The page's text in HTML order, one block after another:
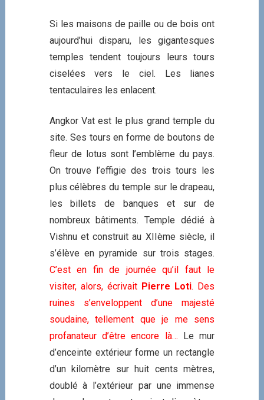
Si les maisons de paille ou de bois ont
aujourd’hui disparu, les gigantesques
temples tendent toujours leurs tours
ciselées vers le ciel. Les lianes
tentaculaires les enlacent.
Angkor Vat est le plus grand temple du
site. Ses tours en forme de boutons de
fleur de lotus sont l’emblème du pays.
On trouve l’effigie des trois tours les
plus célèbres du temple sur le drapeau,
les billets de banques et sur de
nombreux bâtiments. Temple dédié à
Vishnu et construit au XIIème siècle, il
s’élève en pyramide sur trois stages.
C’est en fin de journée qu’il faut le
visiter, alors, écrivait Pierre Loti. Des
ruines s’enveloppent d’une majesté
soudaine, tellement que je me sens
profanateur d’être encore là… Le mur
d’enceinte extérieur forme un rectangle
d’un kilomètre sur huit cents mètres,
doublé à l’extérieur par une immense